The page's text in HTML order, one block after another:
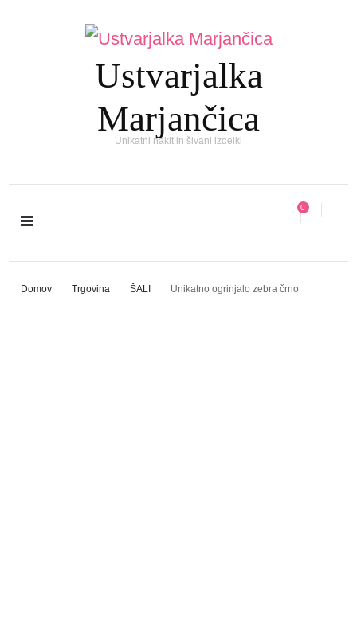
Ustvarjalka
Marjančica
Unikatni nakit in šivani izdelki
0
Domov Trgovina ŠALI Unikatno ogrinjalo zebra črno